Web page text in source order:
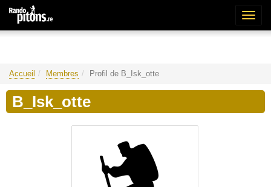
Accueil Membres Profil de B_Isk_otte
B_Isk_otte